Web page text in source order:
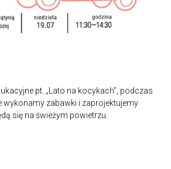
pt. „Lato na kocykach”, podczas
wykonamy zabawki i zaprojektujemy
się na świeżym powietrzu.